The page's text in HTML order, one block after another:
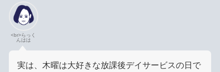
<br>らっく
んはは
実は、木曜は大好きな放課後デイサービスの日で